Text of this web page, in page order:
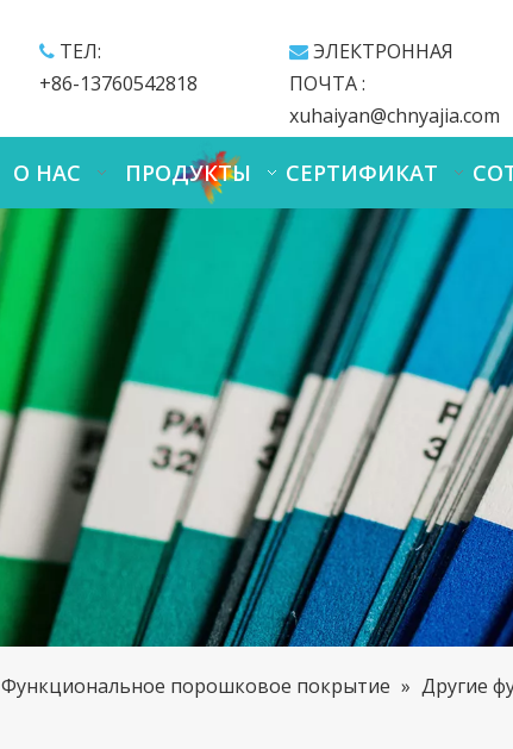
ТЕЛ:
+86-13760542818
 ЭЛЕКТРОННАЯ
ПОЧТА :
xuhaiyan@chnyajia.com
О НАС ПРОДУКТЫ СЕРТИФИКАТ
Функциональное порошковое покрытие » Другие